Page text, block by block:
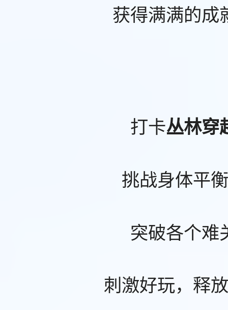
获得满满的成
打卡丛林穿
挑战身体平
突破各个难
刺激好玩，释